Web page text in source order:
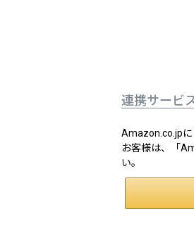
連携サービ
Amazon.co.jp
お客様は、「
い。